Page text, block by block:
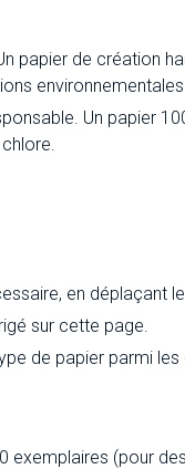
papier de création
environnementales
Un papier
en déplaçant
sur cette page.
de papier parmi
(pour